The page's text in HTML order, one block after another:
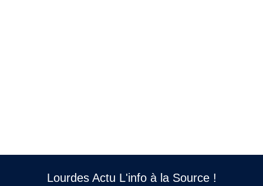
Lourdes Actu L'info à la Source !